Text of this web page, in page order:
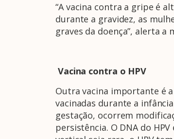
“A vacina contra a gripe é
durante a gravidez, as
graves da doença”, alerta a
Vacina contra o HPV
Outra vacina importante é
vacinadas durante a
gestação, ocorrem
persistência. O DNA do